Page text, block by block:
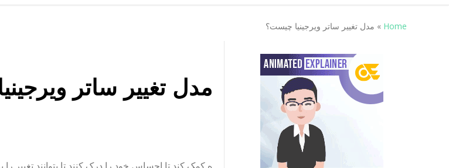
Home
» مدل تغییر ساتر ویرجینیا چیست؟
مدل تغییر ساتر